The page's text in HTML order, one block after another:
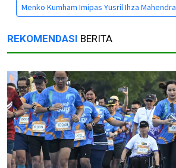
Menko Kumham Imipas Yusril Ihza Mahendra
REKOMENDASI BERITA